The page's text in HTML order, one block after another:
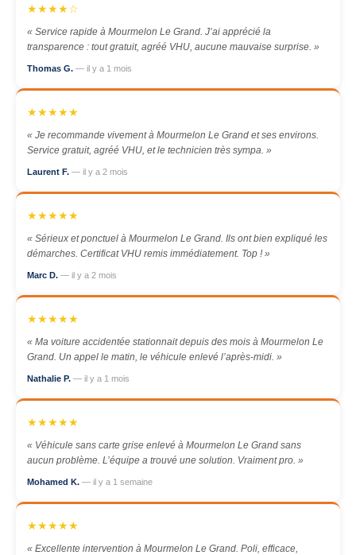
★★★★☆
« Service rapide à Mourmelon Le Grand. J’ai apprécié la
transparence : tout gratuit, agréé VHU, aucune mauvaise surprise. »
Thomas G. — il y a 1 mois
★★★★★
« Je recommande vivement à Mourmelon Le Grand et ses environs.
Service gratuit, agréé VHU, et le technicien très sympa. »
Laurent F. — il y a 2 mois
★★★★★
« Sérieux et ponctuel à Mourmelon Le Grand. Ils ont bien expliqué les
démarches. Certificat VHU remis immédiatement. Top ! »
Marc D. — il y a 2 mois
★★★★★
« Ma voiture accidentée stationnait depuis des mois à Mourmelon Le
Grand. Un appel le matin, le véhicule enlevé l’après-midi. »
Nathalie P. — il y a 1 mois
★★★★★
« Véhicule sans carte grise enlevé à Mourmelon Le Grand sans
aucun problème. L’équipe a trouvé une solution. Vraiment pro. »
Mohamed K. — il y a 1 semaine
★★★★★
« Excellente intervention à Mourmelon Le Grand. Poli, efficace,